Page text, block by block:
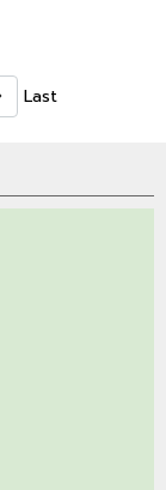
Last